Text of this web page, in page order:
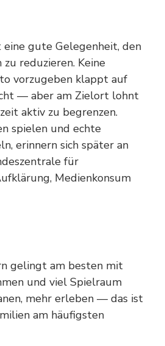
gute Gelegenheit, den
reduzieren. Keine
vorzugeben klappt auf
— aber am Zielort lohnt
aktiv zu begrenzen.
spielen und echte
erinnern sich später an
für
Medienkonsum
gelingt am besten mit
und viel Spielraum
mehr erleben — das ist
am häufigsten